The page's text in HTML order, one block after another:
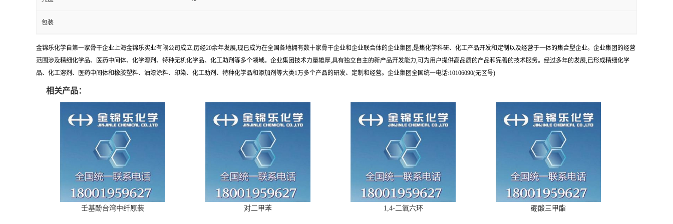
包装
金锦乐化学自第一家骨干企业上海金锦乐实业有限公司成立,历经20余年发展,现已成为在全国各地拥有数十家骨干企业和企业联合体的企业集团,是集化学科研、化工产品开发和定制以及经营于一体的集合型企业。企业集团的经营
范围涉及精细化学品、医药中间体、化学溶剂、特种无机化学品、化工助剂等多个领域。企业集团技术力量雄厚,具有独立自主的新产品开发能力,可为用户提供高品质的产品和完善的技术服务。经过多年的发展,已形成精细化学
品、化工溶剂、医药中间体和橡胶塑料、油漆涂料、印染、化工助剂、特种化学品和添加剂等大类1万多个产品的研发、定制和经营。企业集团全国统一电话:10106090(无区号)
相关产品：
壬基酚台湾中纤原装 对二甲苯 1,4-二氧六环 硼酸三甲酯